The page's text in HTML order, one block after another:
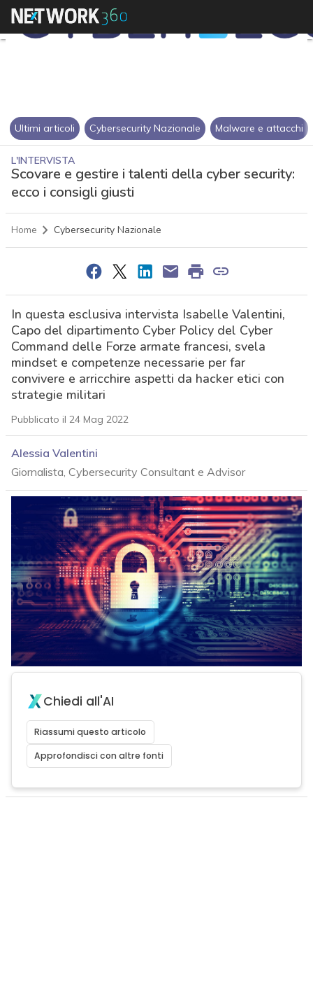
Ultimi articoli Cybersecurity Nazionale Malware e attacchi
L'INTERVISTA
Scovare e gestire i talenti della cyber security:
ecco i consigli giusti
Home Cybersecurity Nazionale
In questa esclusiva intervista Isabelle Valentini,
Capo del dipartimento Cyber Policy del Cyber
Command delle Forze armate francesi, svela
mindset e competenze necessarie per far
convivere e arricchire aspetti da hacker etici con
strategie militari
Pubblicato il 24 Mag 2022
Alessia Valentini
Giornalista, Cybersecurity Consultant e Advisor
Chiedi all'AI
Riassumi questo articolo
Approfondisci con altre fonti